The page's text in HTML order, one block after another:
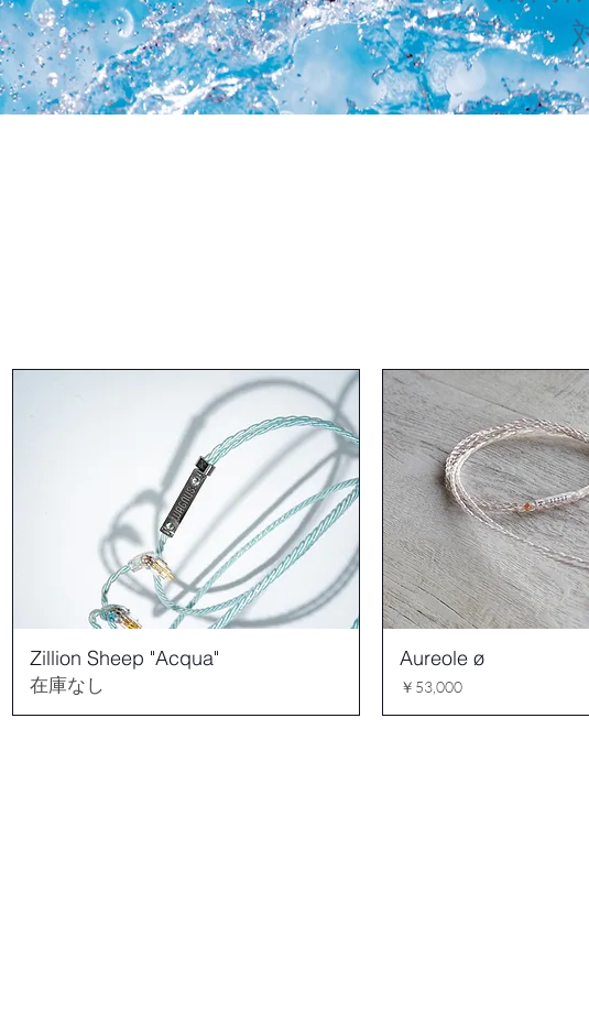
Zillion Sheep "Acqua"
在庫なし
Aureole ø
価格
￥53,000